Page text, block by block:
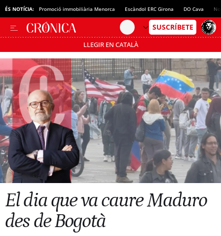
ÉS NOTÍCIA: Promoció immobiliària Menorca Escàndol ERC Girona DO Cava
LLEGIR EN CATALÀ
Passa’t al mode estalvi
El dia que va caure Maduro
des de Bogotà